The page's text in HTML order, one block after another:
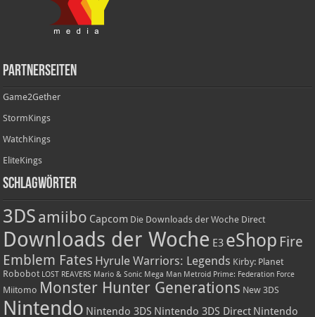
Partnerseiten
Game2Gether
StormKings
WatchKings
EliteKings
Schlagwörter
3DS amiibo Capcom Die Downloads der Woche Direct
Downloads der Woche E3 eShop Fire
Emblem Fates Hyrule Warriors: Legends Kirby: Planet
Robobot LOST REAVERS Mario & Sonic Mega Man Metroid Prime: Federation Force
Miitomo Monster Hunter Generations New 3DS
Nintendo Nintendo 3DS Nintendo 3DS Direct Nintendo